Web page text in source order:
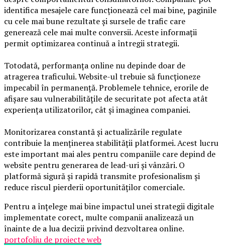
identifica mesajele care funcționează cel mai bine, paginile
cu cele mai bune rezultate și sursele de trafic care
generează cele mai multe conversii. Aceste informații
permit optimizarea continuă a întregii strategii.
Totodată, performanța online nu depinde doar de
atragerea traficului. Website-ul trebuie să funcționeze
impecabil în permanență. Problemele tehnice, erorile de
afișare sau vulnerabilitățile de securitate pot afecta atât
experiența utilizatorilor, cât și imaginea companiei.
Monitorizarea constantă și actualizările regulate
contribuie la menținerea stabilității platformei. Acest lucru
este important mai ales pentru companiile care depind de
website pentru generarea de lead-uri și vânzări. O
platformă sigură și rapidă transmite profesionalism și
reduce riscul pierderii oportunităților comerciale.
Pentru a înțelege mai bine impactul unei strategii digitale
implementate corect, multe companii analizează un
înainte de a lua decizii privind dezvoltarea online.
portofoliu de proiecte web